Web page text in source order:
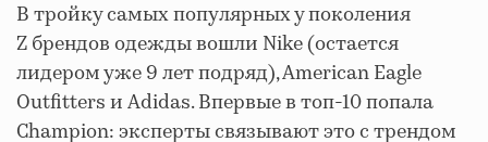
В тройку самых популярных у поколения
Z брендов одежды вошли Nike (остается
лидером уже 9 лет подряд), American Eagle
Outfitters и Adidas. Впервые в топ-10 попала
Champion: эксперты связывают это с трендом